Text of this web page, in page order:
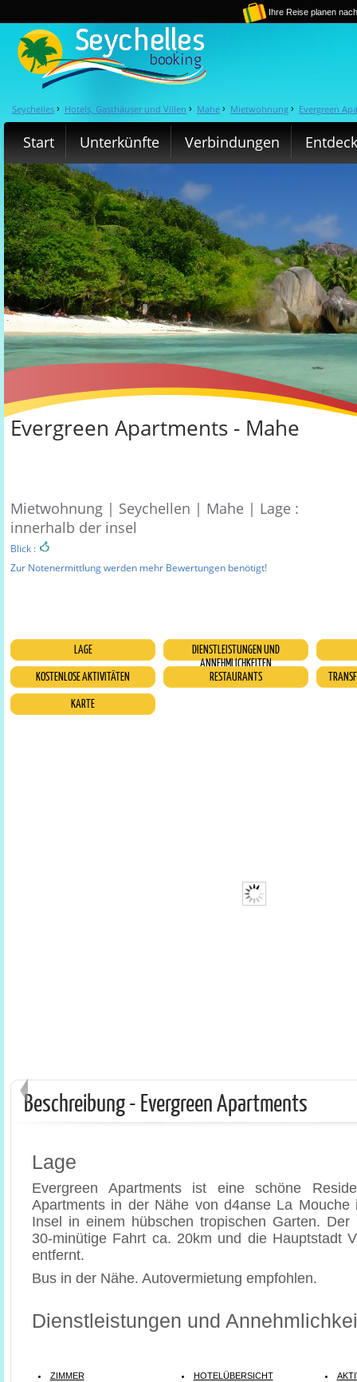
Ihre Reise planen
Seychelles › Hotels, Gasthäuser und Villen › Mahe › Mietwohnung › Evergreen
Start Unterkünfte Verbindungen
Evergreen Apartments - Mahe
Mietwohnung | Seychellen | Mahe | Lage :
innerhalb der insel
Blick :
Zur Notenermittlung werden mehr Bewertungen benötigt!
LAGE
DIENSTLEISTUNGEN UND
ANNEHMLICHKEITEN
KOSTENLOSE AKTIVITÄTEN
RESTAURANTS
KARTE
Beschreibung - Evergreen Apartments
Lage
Evergreen Apartments ist eine schöne
Apartments in der Nähe von d4anse La Mouche
Insel in einem hübschen tropischen Garten. Der
30-minütige Fahrt ca. 20km und die Hauptstadt
entfernt.
Bus in der Nähe. Autovermietung empfohlen.
Dienstleistungen und
ZIMMER HOTELÜBERSICHT